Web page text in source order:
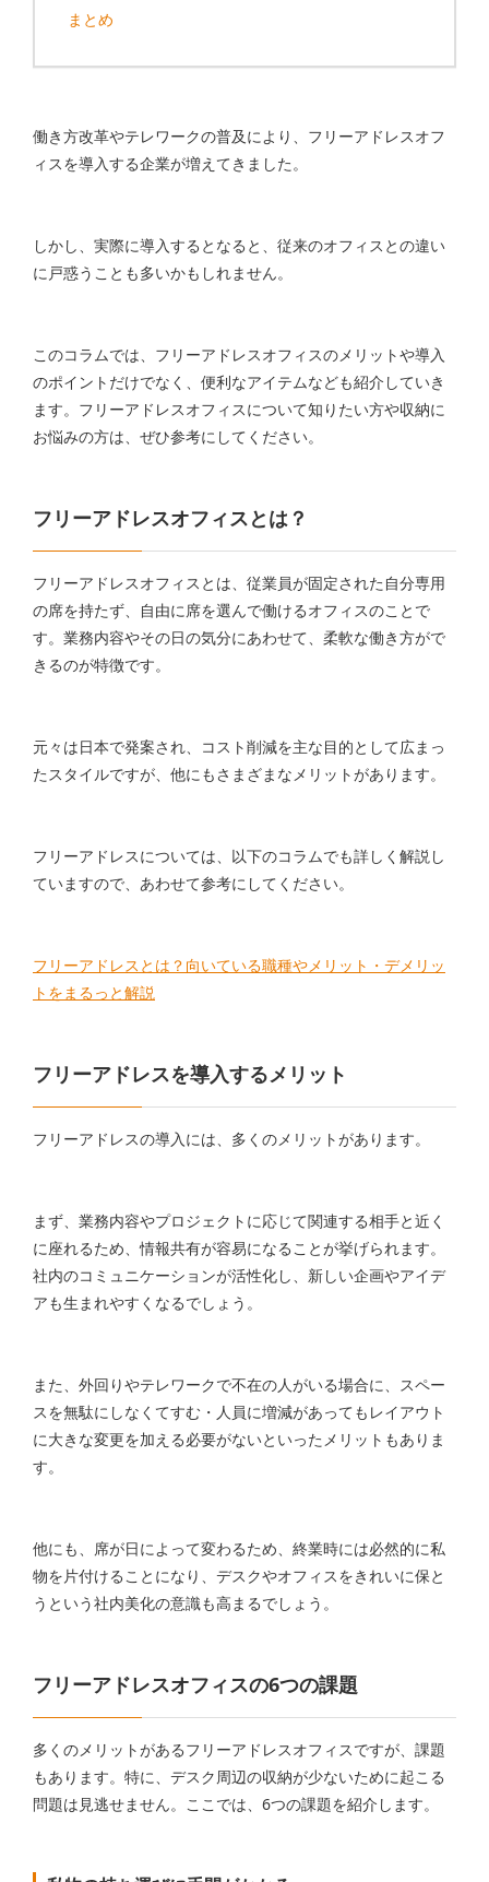
まとめ
働き方改革やテレワークの普及により、フリーアドレスオフ
ィスを導入する企業が増えてきました。
しかし、実際に導入するとなると、従来のオフィスとの違い
に戸惑うことも多いかもしれません。
このコラムでは、フリーアドレスオフィスのメリットや導入
のポイントだけでなく、便利なアイテムなども紹介していき
ます。フリーアドレスオフィスについて知りたい方や収納に
お悩みの方は、ぜひ参考にしてください。
フリーアドレスオフィスとは？
フリーアドレスオフィスとは、従業員が固定された自分専用
の席を持たず、自由に席を選んで働けるオフィスのことで
す。業務内容やその日の気分にあわせて、柔軟な働き方がで
きるのが特徴です。
元々は日本で発案され、コスト削減を主な目的として広まっ
たスタイルですが、他にもさまざまなメリットがあります。
フリーアドレスについては、以下のコラムでも詳しく解説し
ていますので、あわせて参考にしてください。
フリーアドレスとは？向いている職種やメリット・デメリッ
トをまるっと解説
フリーアドレスを導入するメリット
フリーアドレスの導入には、多くのメリットがあります。
まず、業務内容やプロジェクトに応じて関連する相手と近く
に座れるため、情報共有が容易になることが挙げられます。
社内のコミュニケーションが活性化し、新しい企画やアイデ
アも生まれやすくなるでしょう。
また、外回りやテレワークで不在の人がいる場合に、スペー
スを無駄にしなくてすむ・人員に増減があってもレイアウト
に大きな変更を加える必要がないといったメリットもありま
す。
他にも、席が日によって変わるため、終業時には必然的に私
物を片付けることになり、デスクやオフィスをきれいに保と
うという社内美化の意識も高まるでしょう。
フリーアドレスオフィスの6つの課題
多くのメリットがあるフリーアドレスオフィスですが、課題
もあります。特に、デスク周辺の収納が少ないために起こる
問題は見逃せません。ここでは、6つの課題を紹介します。